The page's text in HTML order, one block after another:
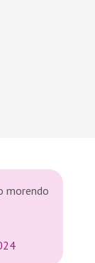
morendo